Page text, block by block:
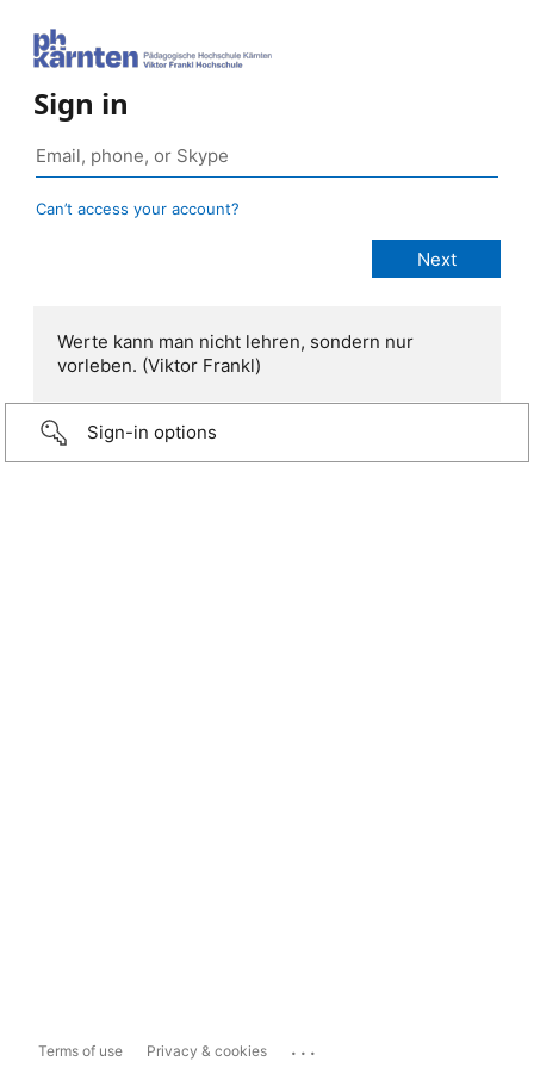
Sign in
Can’t access your account?
Werte kann man nicht lehren, sondern nur
vorleben. (Viktor Frankl)
Sign-in options
Terms of use Privacy & cookies ...